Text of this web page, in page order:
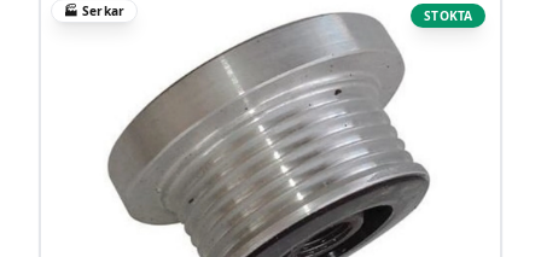
STOKTA
🏭Serkar